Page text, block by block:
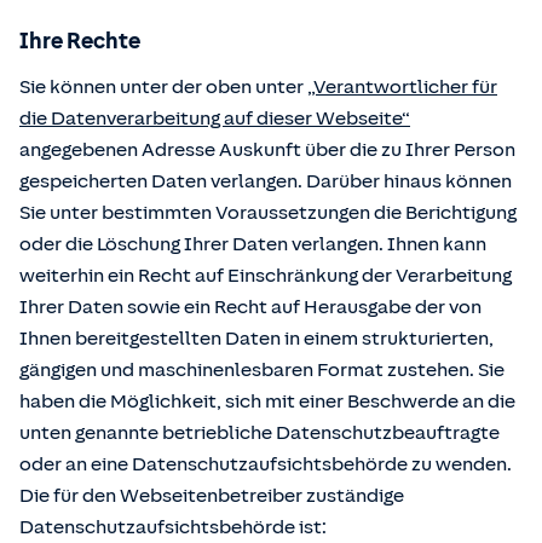
Ihre Rechte
Sie können unter der oben unter „Verantwortlicher für
die Datenverarbeitung auf dieser Webseite“
angegebenen Adresse Auskunft über die zu Ihrer Person
gespeicherten Daten verlangen. Darüber hinaus können
Sie unter bestimmten Voraussetzungen die Berichtigung
oder die Löschung Ihrer Daten verlangen. Ihnen kann
weiterhin ein Recht auf Einschränkung der Verarbeitung
Ihrer Daten sowie ein Recht auf Herausgabe der von
Ihnen bereitgestellten Daten in einem strukturierten,
gängigen und maschinenlesbaren Format zustehen. Sie
haben die Möglichkeit, sich mit einer Beschwerde an die
unten genannte betriebliche Datenschutzbeauftragte
oder an eine Datenschutzaufsichtsbehörde zu wenden.
Die für den Webseitenbetreiber zuständige
Datenschutzaufsichtsbehörde ist: